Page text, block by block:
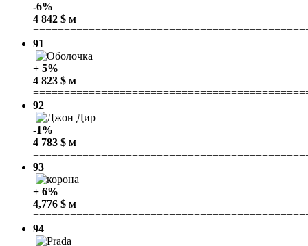
-6%
4 842 $ м
91
+ 5%
4 823 $ м
92
-1%
4 783 $ м
93
+ 6%
4,776 $ м
94